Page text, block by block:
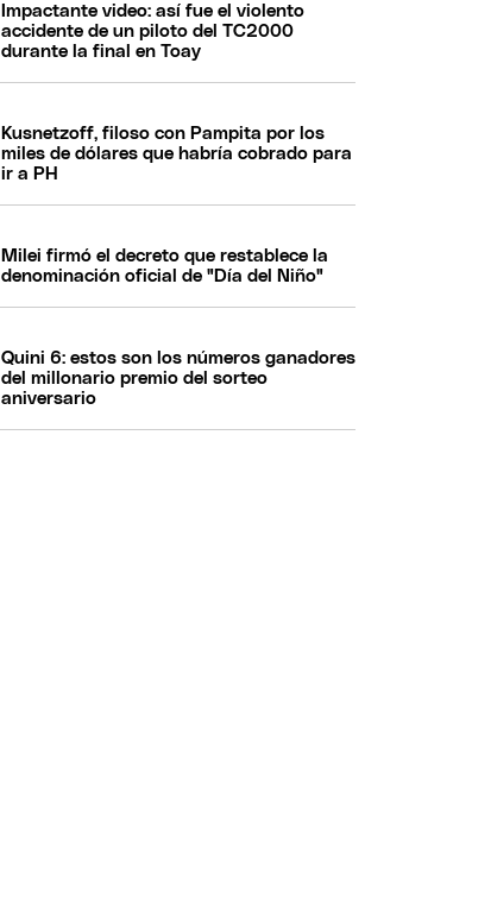
Impactante video: así fue el violento
accidente de un piloto del TC2000
durante la final en Toay
Kusnetzoff, filoso con Pampita por los
miles de dólares que habría cobrado para
ir a PH
Milei firmó el decreto que restablece la
denominación oficial de "Día del Niño"
Quini 6: estos son los números ganadores
del millonario premio del sorteo
aniversario